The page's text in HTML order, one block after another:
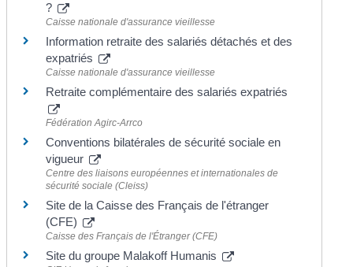
?
Caisse nationale d'assurance vieillesse
Information retraite des salariés détachés et des
expatriés
Caisse nationale d'assurance vieillesse
Retraite complémentaire des salariés expatriés
Fédération Agirc-Arrco
Conventions bilatérales de sécurité sociale en
vigueur
Centre des liaisons européennes et internationales de
sécurité sociale (Cleiss)
Site de la Caisse des Français de l'étranger
(CFE)
Caisse des Français de l'Étranger (CFE)
Site du groupe Malakoff Humanis